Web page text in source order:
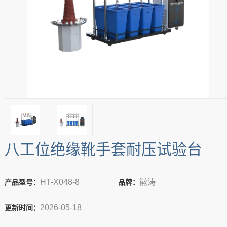
八工位绝缘靴手套耐压试验台
产品型号： HT-X048-8 品牌： 徽涛
更新时间： 2026-05-18